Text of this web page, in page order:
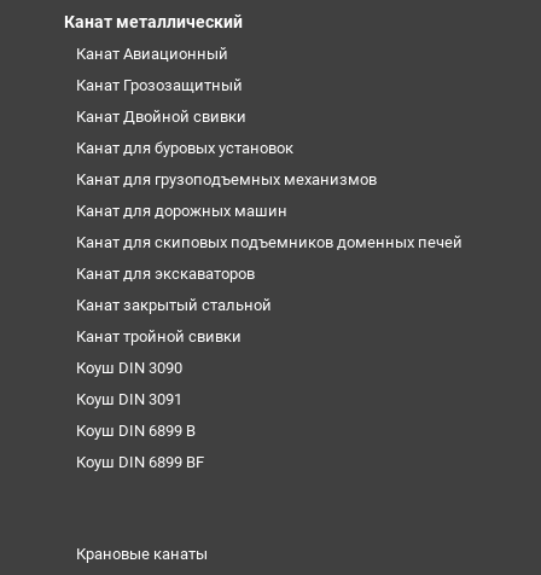
Канат металлический
Канат Авиационный
Канат Грозозащитный
Канат Двойной свивки
Канат для буровых установок
Канат для грузоподъемных механизмов
Канат для дорожных машин
Канат для скиповых подъемников доменных печей
Канат для экскаваторов
Канат закрытый стальной
Канат тройной свивки
Коуш DIN 3090
Коуш DIN 3091
Коуш DIN 6899 B
Коуш DIN 6899 BF
Крановые канаты